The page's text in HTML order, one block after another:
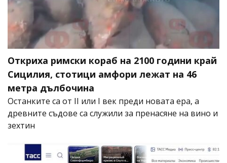
Откриха римски кораб на 2100 години край
Сицилия, стотици амфори лежат на 46
метра дълбочина
Останките са от II или I век преди новата ера, а
древните съдове са служили за пренасяне на вино и
зехтин